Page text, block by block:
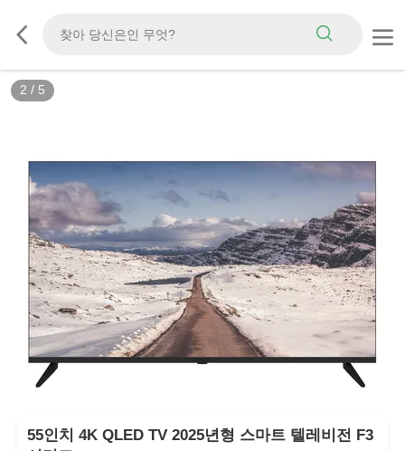
2 / 5
55인치 4K QLED TV 2025년형 스마트 텔레비전 F3